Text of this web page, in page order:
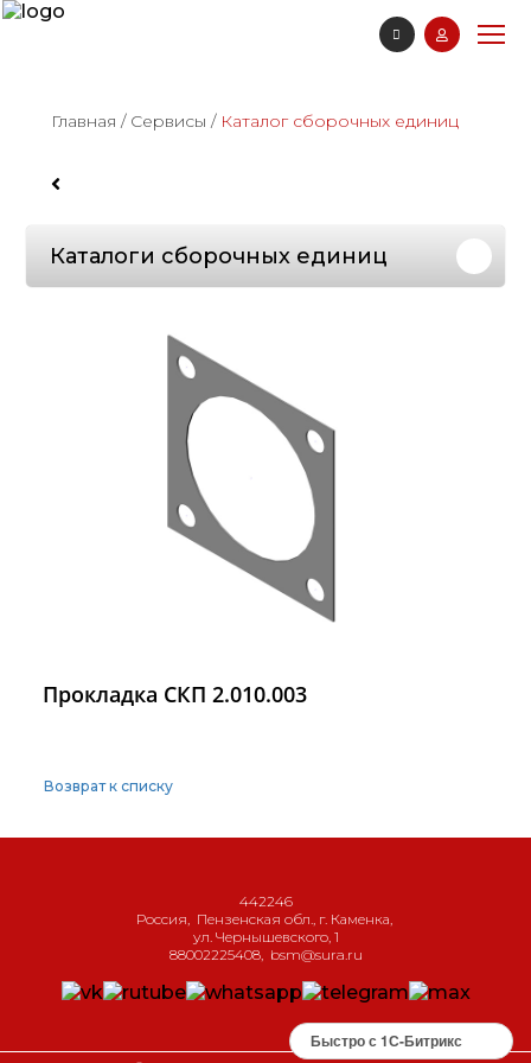
Главная / Сервисы / Каталог сборочных единиц
Каталоги сборочных единиц
Прокладка СКП 2.010.003
Возврат к списку
442246
Россия, Пензенская обл., г. Каменка,
ул. Чернышевского, 1
88002225408, bsm@sura.ru
Быстро с 1С-Битрикс